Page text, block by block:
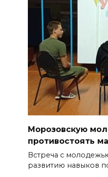
Морозовскую
противостоять
Встреча с
развитию навыков